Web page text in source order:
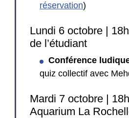
réservation)
Lundi 6 octobre |
de l’étudiant
Conférence
quiz collectif avec
Mardi 7 octobre |
Aquarium La